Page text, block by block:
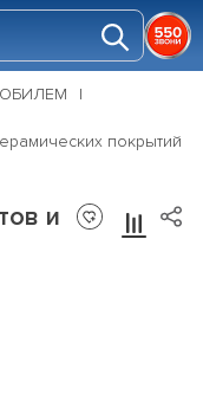
покрытий
и